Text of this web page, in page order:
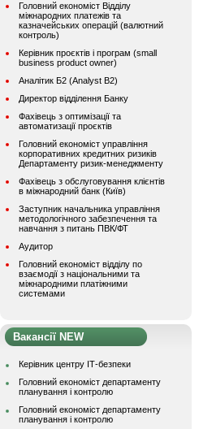
Головний економіст Відділу
міжнародних платежів та
казначейських операцій (валютний
контроль)
Керівник проєктів і програм (small
business product owner)
Аналітик Б2 (Analyst B2)
Директор відділення Банку
Фахівець з оптимізації та
автоматизації проєктів
Головний економіст управління
корпоративних кредитних ризиків
Департаменту ризик-менеджменту
Фахівець з обслуговування клієнтів
в міжнародний банк (Київ)
Заступник начальника управління
методологічного забезпечення та
навчання з питань ПВК/ФТ
Аудитор
Головний економіст відділу по
взаємодії з національними та
міжнародними платіжними
системами
Вакансії NEW
Керівник центру ІТ-безпеки
Головний економіст департаменту
планування і контролю
Головний економіст департаменту
планування і контролю